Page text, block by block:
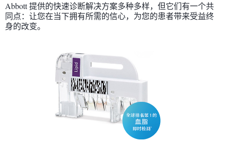
Abbott 提供的快速诊断解决方案多种多样，但它们有一个共
同点：让您在当下拥有所需的信心，为您的患者带来受益终
身的改变。